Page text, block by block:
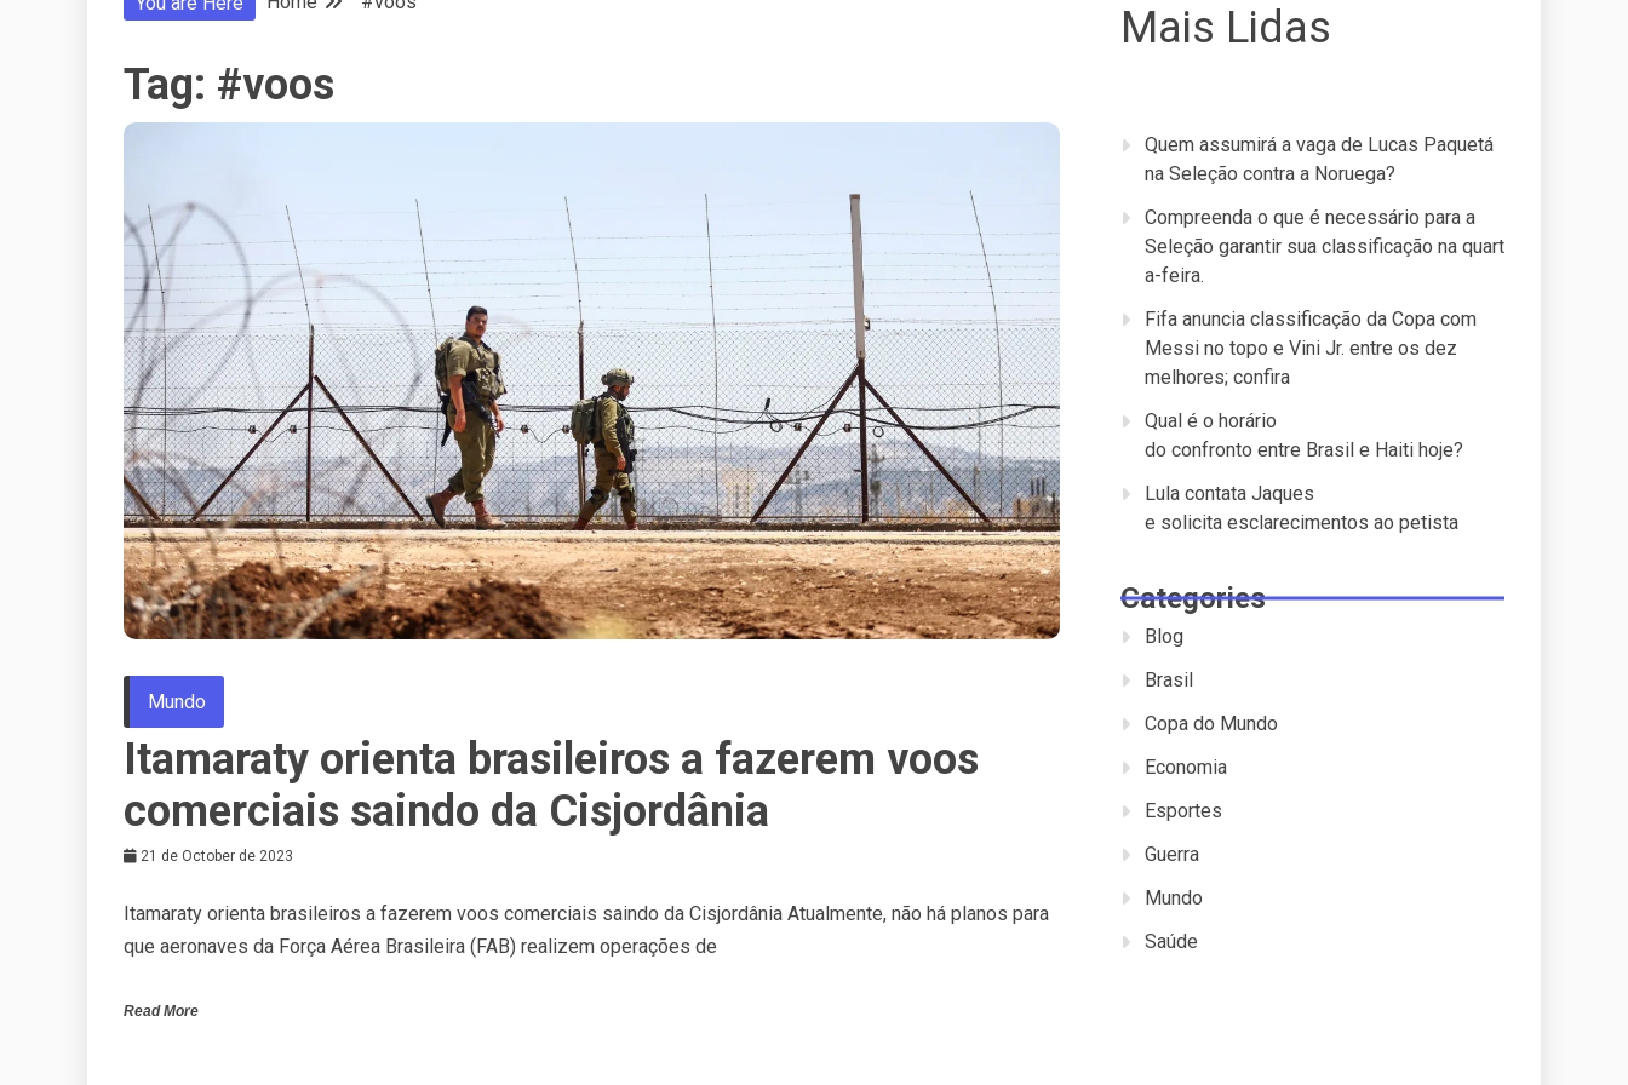
Tag: #voos
Mundo
Itamaraty orienta brasileiros a fazerem voos
comerciais saindo da Cisjordânia
21 de October de 2023
Itamaraty orienta brasileiros a fazerem voos comerciais saindo da Cisjordânia Atualmente, não há planos para
que aeronaves da Força Aérea Brasileira (FAB) realizem operações de
Read More
Mais Lidas
Quem assumirá a vaga de Lucas Paquetá
na Seleção contra a Noruega?
Compreenda o que é necessário para a
Seleção garantir sua classificação na quart
a-feira.
Fifa anuncia classificação da Copa com
Messi no topo e Vini Jr. entre os dez
melhores; confira
Qual é o horário
do confronto entre Brasil e Haiti hoje?
Lula contata Jaques
e solicita esclarecimentos ao petista
Categories
Blog
Brasil
Copa do Mundo
Economia
Esportes
Guerra
Mundo
Saúde